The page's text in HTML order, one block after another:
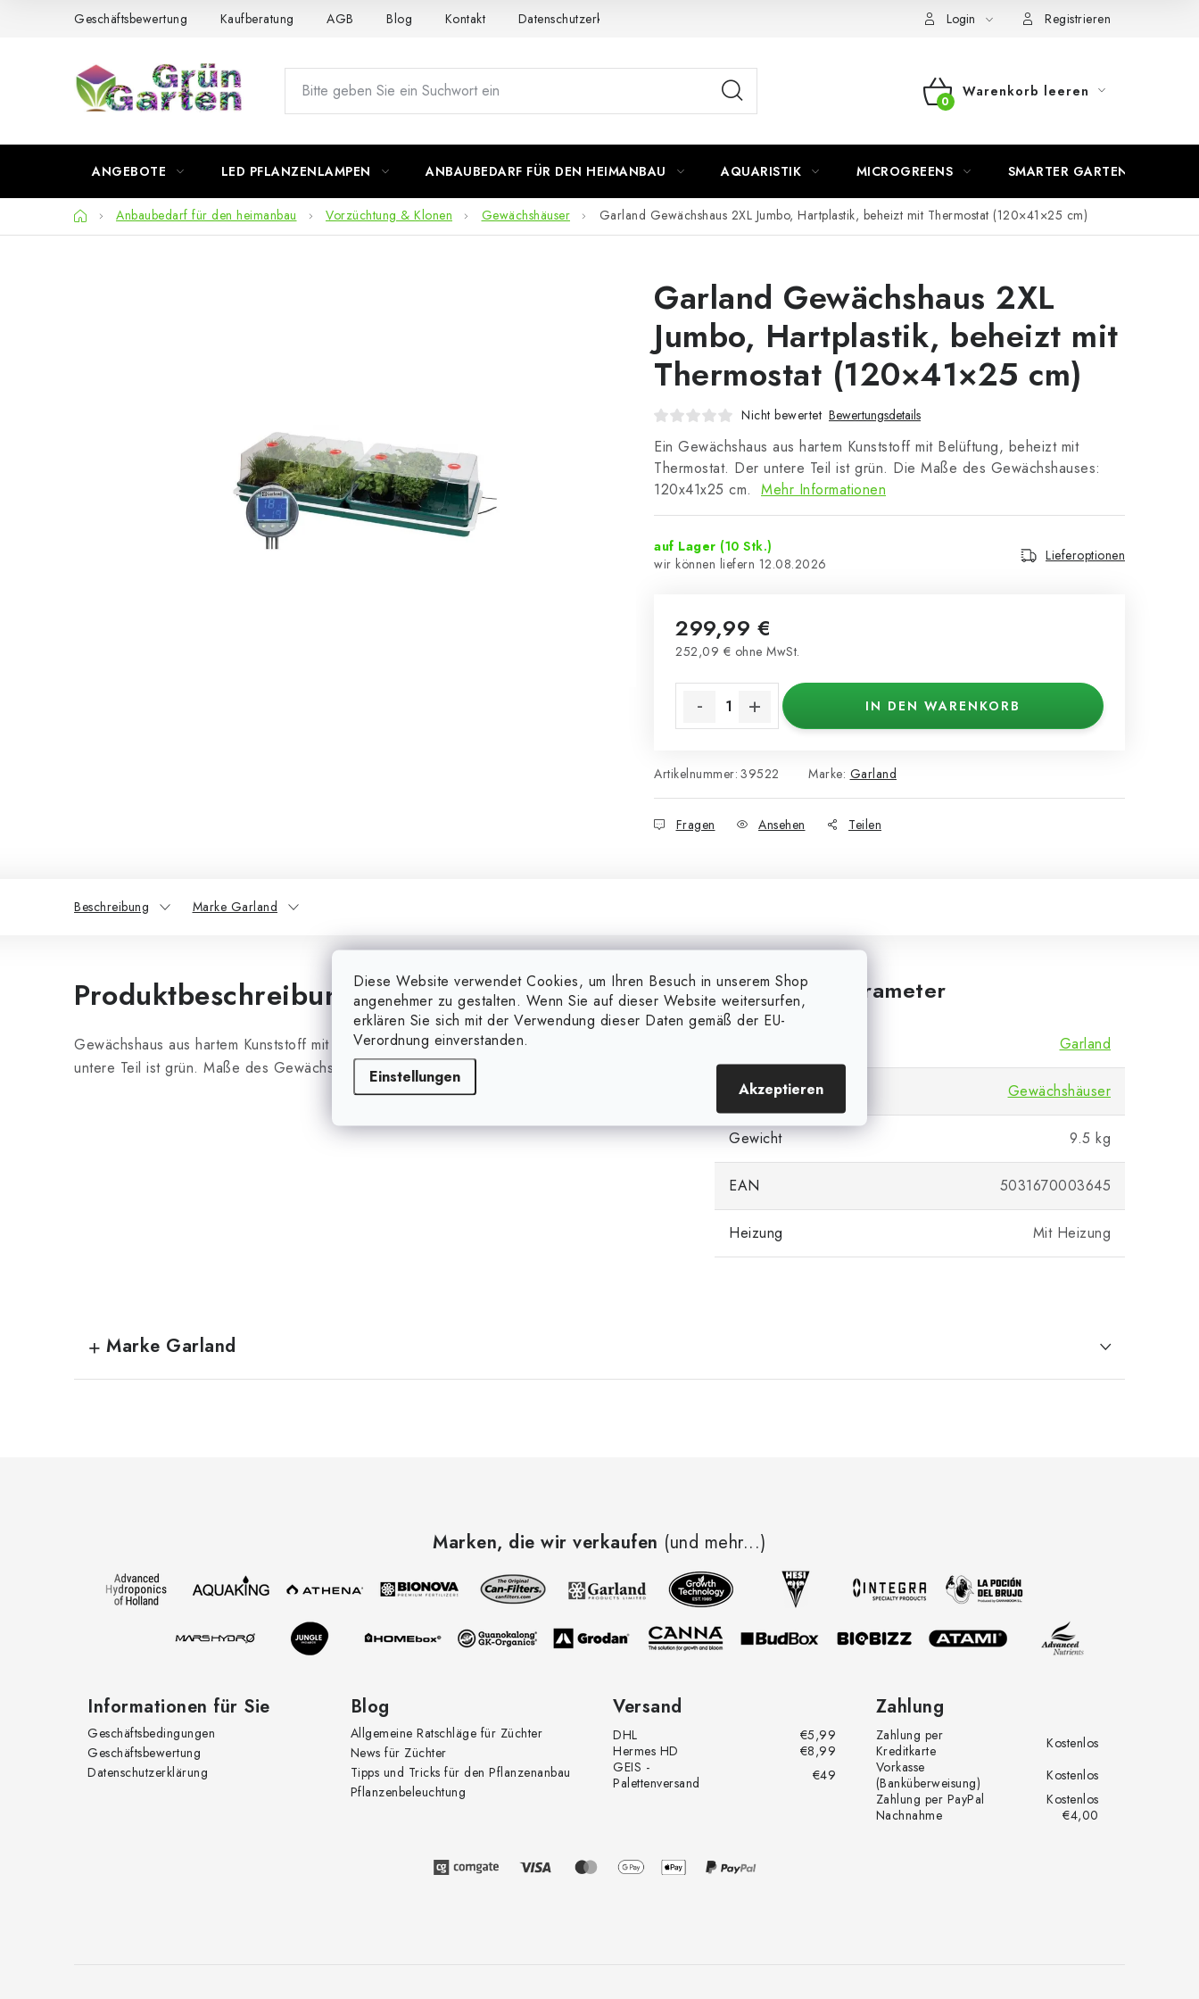
Diese Website verwendet Cookies, um Ihren Besuch in unserem Shop
angenehmer zu gestalten. Wenn Sie auf dieser Website weitersurfen,
erklären Sie sich mit der Verwendung dieser Daten gemäß der EU-
Verordnung einverstanden.
Einstellungen
Akzeptieren
Geschäftsbewertung Kaufberatung AGB Blog Kontakt Datenschutzerklärung Login Registrieren
WARENKORB
Warenkorb leeren
ANGEBOTE LED PFLANZENLAMPEN ANBAUBEDARF FÜR DEN HEIMANBAU AQUARISTIK MICROGREENS SMARTER GARTEN
StartseiteAnbaubedarf für den heimanbau Vorzüchtung & Klonen Gewächshäuser Garland Gewächshaus 2XL Jumbo, Hartplastik, beheizt mit Thermostat (120×41×25 cm)
Garland Gewächshaus 2XL
Jumbo, Hartplastik, beheizt mit
Thermostat (120×41×25 cm)
Nicht bewertet Bewertungsdetails
Ein Gewächshaus aus hartem Kunststoff mit Belüftung, beheizt mit
Thermostat. Der untere Teil ist grün. Die Maße des Gewächshauses:
120x41x25 cm. Mehr Informationen
auf Lager (10 Stk.)
12.08.2026
Lieferoptionen
299,99 €
252,09 € ohne MwSt.
IN DEN WARENKORB
Artikelnummer: 39522 Marke: Garland
Fragen Ansehen Teilen
Beschreibung Marke Garland
Produktbeschreibung
Gewächshaus aus hartem Kunststoff mit Belüftung, beheizt mit Thermostat. Der
untere Teil ist grün. Maße des Gewächshauses: 120x41x25 cm.
Zusätzliche Parameter
Garland
Kategorie Gewächshäuser
Gewicht 9.5 kg
EAN 5031670003645
Heizung Mit Heizung
Marke Garland
Marken, die wir verkaufen (und mehr...)
Informationen für Sie
Geschäftsbedingungen
Geschäftsbewertung
Datenschutzerklärung
Blog
Allgemeine Ratschläge für Züchter
News für Züchter
Tipps und Tricks für den Pflanzenanbau
Pflanzenbeleuchtung
Versand
DHL
€5,99
Hermes HD
€8,99
GEIS -
Palettenversand
€49
Zahlung
Zahlung per
Kreditkarte
Kostenlos
Vorkasse
(Banküberweisung)
Kostenlos
Zahlung per PayPal
Kostenlos
Nachnahme
€4,00